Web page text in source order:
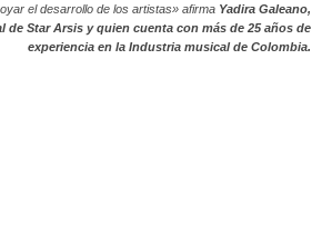
el desarrollo de los artistas» afirma Yadira Galeano,
de Star Arsis y quien cuenta con más de 25 años de
experiencia en la Industria musical de Colombia.